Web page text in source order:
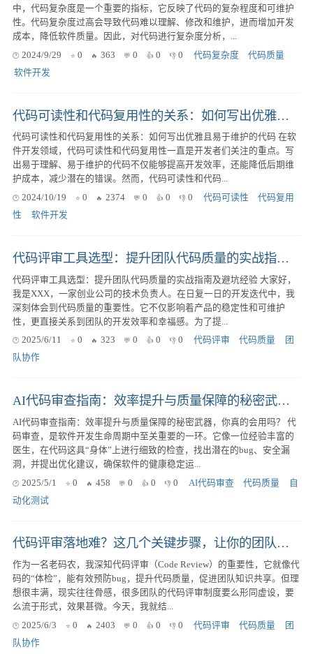
中，代码复杂度是一个重要的指标，它反映了代码的复杂程度和可维护
性。代码复杂度过高会导致代码难以理解、修改和维护，进而增加开发
成本，降低软件质量。因此，对代码进行复杂度分析，...
2024/9/29
0 363 0 0 0 代码复杂度
代码质量
软件开发
代码可读性和代码复用性的关系：如何写出优雅且易于维护的代码
代码可读性和代码复用性的关系：如何写出优雅且易于维护的代码 在软
件开发领域，代码可读性和代码复用性一直是开发者们关注的重点。写
出易于理解、易于维护的代码不仅能够提高开发效率，还能降低后期维
护成本，减少潜在的错误。然而，代码可读性和代码...
2024/10/19
0 2374 0 0 0 代码可读性
代码复用
性
软件开发
代码评审工具选型：提升团队代码质量的实战指南及避坑经验
代码评审工具选型：提升团队代码质量的实战指南及避坑经验 大家好，
我是XXX，一家创业公司的技术负责人。在日复一日的开发迭代中，我
深刻体会到代码质量的重要性。它不仅影响着产品的稳定性和可维护
性，更直接关系到团队的开发效率和幸福感。为了提...
2025/6/11
0 323 0 0 0 代码评审 代码质量
团
队协作
AI代码审查指南：效率提升与质量保障的秘密武器，你真的会用吗？
AI代码审查指南：效率提升与质量保障的秘密武器，你真的会用吗？ 代
码审查，是软件开发生命周期中至关重要的一环。它像一位经验丰富的
医生，在代码这具“身体”上进行细致的检查，找出潜在的bug、安全漏
洞，并提出优化建议，确保软件的健康稳定运...
2025/5/1
0 458 0 0 0 AI代码审查 代码质量
自
动化测试
代码评审落地难？这几个关键步骤，让你的团队代码质量飞升！
作为一名老码农，我深知代码评审（Code Review）的重要性，它就像代
码的“体检”，能有效预防bug，提升代码质量，促进团队知识共享。但理
想很丰满，现实往往骨感，很多团队的代码评审制度要么形同虚设，要
么流于形式，效果甚微。今天，我就结...
2025/6/3
0 2403 0 0 0 代码评审 代码质量
团
队协作